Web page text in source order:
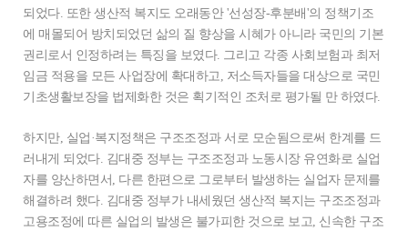
되었다. 또한 생산적 복지도 오래동안 '선성장-후분배'의 정책기조
에 매몰되어 방치되었던 삶의 질 향상을 시혜가 아니라 국민의 기본
권리로서 인정하려는 특징을 보였다. 그리고 각종 사회보험과 최저
임금 적용을 모든 사업장에 확대하고, 저소득자들을 대상으로 국민
기초생활보장을 법제화한 것은 획기적인 조처로 평가될 만 하였다.
하지만, 실업·복지정책은 구조조정과 서로 모순됨으로써 한계를 드
러내게 되었다. 김대중 정부는 구조조정과 노동시장 유연화로 실업
자를 양산하면서, 다른 한편으로 그로부터 발생하는 실업자 문제를
해결하려 했다. 김대중 정부가 내세웠던 생산적 복지는 구조조정과
고용조정에 따른 실업의 발생은 불가피한 것으로 보고, 신속한 구조